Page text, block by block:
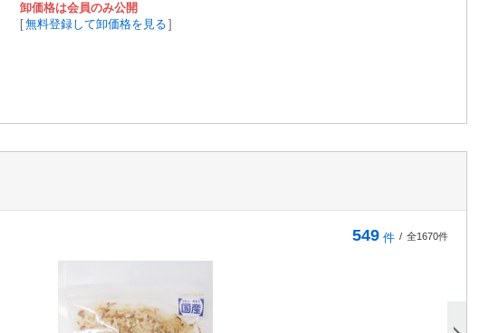
卸価格は会員のみ公開
[無料登録して卸価格を見る ]
549 件 / 全1670件